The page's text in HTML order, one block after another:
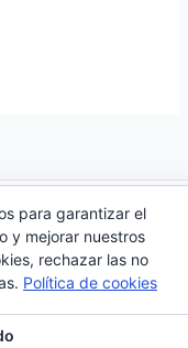
Eventos
para garantizar el
y mejorar nuestros
rechazar las no
Política de cookies